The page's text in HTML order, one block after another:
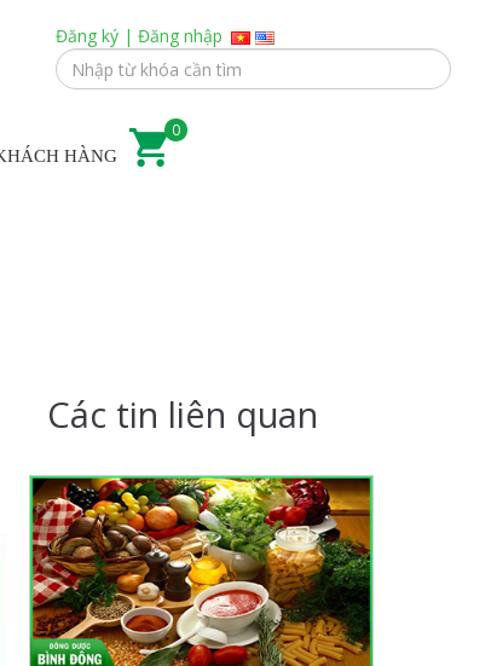
Đăng ký |Đăng nhập
HÀNG
0
Các tin liên quan